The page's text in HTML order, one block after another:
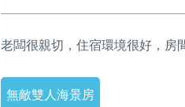
老闆很親切，住宿環境很好，房
無敵雙人海景房